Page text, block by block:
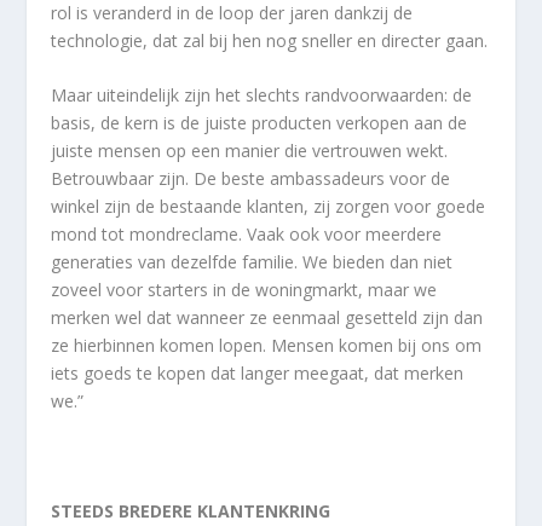
rol is veranderd in de loop der jaren dankzij de
technologie, dat zal bij hen nog sneller en directer gaan.
Maar uiteindelijk zijn het slechts randvoorwaarden: de
basis, de kern is de juiste producten verkopen aan de
juiste mensen op een manier die vertrouwen wekt.
Betrouwbaar zijn. De beste ambassadeurs voor de
winkel zijn de bestaande klanten, zij zorgen voor goede
mond tot mondreclame. Vaak ook voor meerdere
generaties van dezelfde familie. We bieden dan niet
zoveel voor starters in de woningmarkt, maar we
merken wel dat wanneer ze eenmaal gesetteld zijn dan
ze hierbinnen komen lopen. Mensen komen bij ons om
iets goeds te kopen dat langer meegaat, dat merken
we.”
STEEDS BREDERE KLANTENKRING